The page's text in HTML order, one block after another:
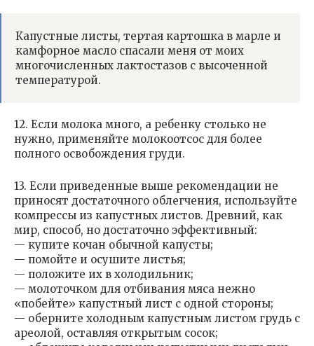
Капустные листы, тертая картошка в марле и
камфорное масло спасали меня от моих
многочисленных лактостазов с высоченной
температурой.
12. Если молока много, а ребенку столько не
нужно, применяйте молокоотсос для более
полного освобождения груди.
13. Если приведенные выше рекомендации не
приносят достаточного облегчения, используйте
компрессы из капустных листов. Древний, как
мир, способ, но достаточно эффективный:
— купите кочан обычной капусты;
— помойте и осушите листья;
— положите их в холодильник;
— молоточком для отбивания мяса нежно
«побейте» капустный лист с одной стороны;
— оберните холодным капустным листом грудь с
ареолой, оставляя открытым сосок;